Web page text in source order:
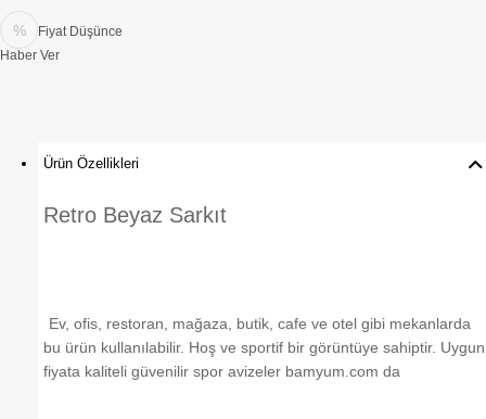
Fiyat Düşünce
Haber Ver
Ürün Özellikleri
Retro Beyaz Sarkıt
Ev, ofis, restoran, mağaza, butik, cafe ve otel gibi mekanlarda
bu ürün kullanılabilir. Hoş ve sportif bir görüntüye sahiptir. Uygun
fiyata kaliteli güvenilir spor avizeler bamyum.com da